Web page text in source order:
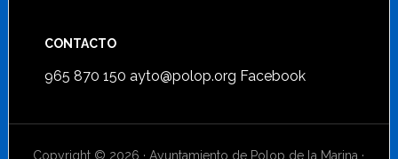
CONTACTO
965 870 150 ayto@polop.org Facebook
Copyright © 2026 · Ayuntamiento de Polop de la Marina ·